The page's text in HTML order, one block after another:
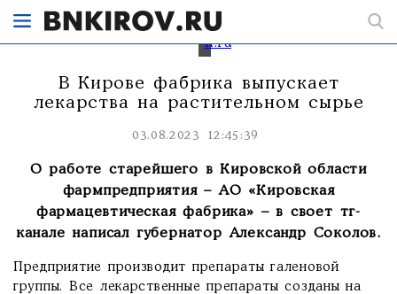
сайта
фабрики
ff.ru
В Кирове фабрика выпускает
лекарства на растительном сырье
03.08.2023 12:45:39
О работе старейшего в Кировской области
фармпредприятия – АО «Кировская
фармацевтическая фабрика» – в своет тг-
канале написал губернатор Александр Соколов.
Предприятие производит препараты галеновой
группы. Все лекарственные препараты созданы на